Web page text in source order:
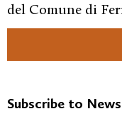
del Comune di
Subscribe to